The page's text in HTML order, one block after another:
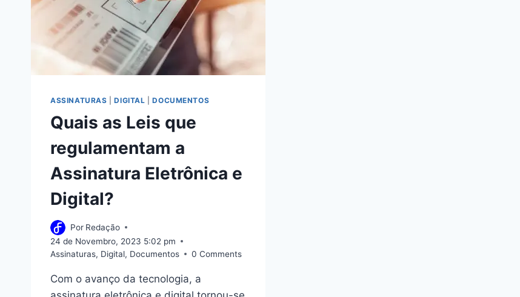
ASSINATURAS |DIGITAL |DOCUMENTOS
Quais as Leis que
regulamentam a
Assinatura Eletrônica e
Digital?
Por Redação
24 de Novembro, 2023 5:02 pm
Assinaturas, Digital, Documentos 0 Comments
Com o avanço da tecnologia, a